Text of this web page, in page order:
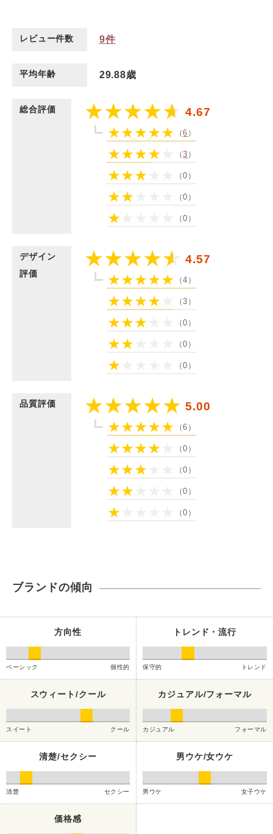
レビュー件数 9件
平均年齢 29.88歳
総合評価 4.67
（6 ）
（3 ）
（0）
（0）
（0）
デザイン
評価
4.57
（4）
（3）
（0）
（0）
（0）
品質評価 5.00
（6）
（0）
（0）
（0）
（0）
ブランドの傾向
方向性
ベーシック 個性的
トレンド・流行
保守的 トレンド
スウィート/クール
スイート クール
カジュアル/フォーマル
カジュアル フォーマル
清楚/セクシー
清楚 セクシー
男ウケ/女ウケ
男ウケ 女子ウケ
価格感